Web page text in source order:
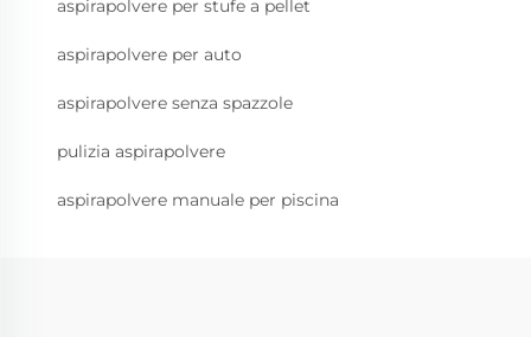
aspirapolvere per stufe a pellet
aspirapolvere per auto
aspirapolvere senza spazzole
pulizia aspirapolvere
aspirapolvere manuale per piscina